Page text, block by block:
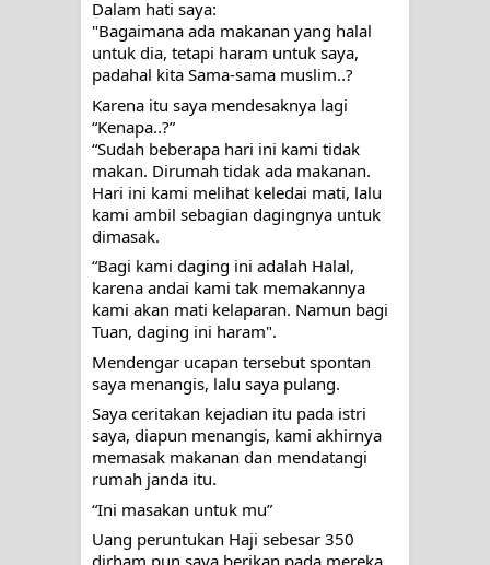
Dalam hati saya:
"Bagaimana ada makanan yang halal
untuk dia, tetapi haram untuk saya,
padahal kita Sama-sama muslim..?
Karena itu saya mendesaknya lagi
“Kenapa..?”
“Sudah beberapa hari ini kami tidak
makan. Dirumah tidak ada makanan.
Hari ini kami melihat keledai mati, lalu
kami ambil sebagian dagingnya untuk
dimasak.
“Bagi kami daging ini adalah Halal,
karena andai kami tak memakannya
kami akan mati kelaparan. Namun bagi
Tuan, daging ini haram".
Mendengar ucapan tersebut spontan
saya menangis, lalu saya pulang.
Saya ceritakan kejadian itu pada istri
saya, diapun menangis, kami akhirnya
memasak makanan dan mendatangi
rumah janda itu.
“Ini masakan untuk mu”
Uang peruntukan Haji sebesar 350